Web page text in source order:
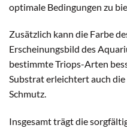
optimale Bedingungen zu
Zusätzlich kann die Farbe
Erscheinungsbild des
bestimmte Triops-Arten
Substrat erleichtert auch
Schmutz.
Insgesamt trägt die